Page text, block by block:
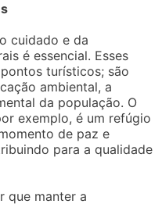
cuidado e da
é essencial. Esses
turísticos; são
ambiental, a
da população. O
exemplo, é um refúgio
de paz e
para a qualidade
que manter a